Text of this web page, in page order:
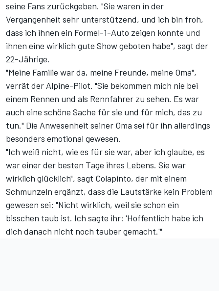
seine Fans zurückgeben. "Sie waren in der
Vergangenheit sehr unterstützend, und ich bin froh,
dass ich ihnen ein Formel-1-Auto zeigen konnte und
ihnen eine wirklich gute Show geboten habe", sagt der
22-Jährige.
"Meine Familie war da, meine Freunde, meine Oma",
verrät der Alpine-Pilot. "Sie bekommen mich nie bei
einem Rennen und als Rennfahrer zu sehen. Es war
auch eine schöne Sache für sie und für mich, das zu
tun." Die Anwesenheit seiner Oma sei für ihn allerdings
besonders emotional gewesen.
"Ich weiß nicht, wie es für sie war, aber ich glaube, es
war einer der besten Tage ihres Lebens. Sie war
wirklich glücklich", sagt Colapinto, der mit einem
Schmunzeln ergänzt, dass die Lautstärke kein Problem
gewesen sei: "Nicht wirklich, weil sie schon ein
bisschen taub ist. Ich sagte ihr: 'Hoffentlich habe ich
dich danach nicht noch tauber gemacht.'"